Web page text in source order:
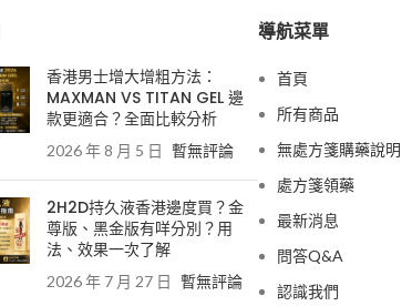
香港男士增大增粗方法：
MAXMAN VS TITAN GEL 邊
款更適合？全面比較分析
2026 年 8 月 5 日 暫無評論
2H2D持久液香港邊度買？金
尊版、黑金版有咩分別？用
法、效果一次了解
2026 年 7 月 27 日 暫無評論
導航菜單
首頁
所有商品
無處方箋購藥說明
處方箋領藥
最新消息
問答Q&A
認識我們